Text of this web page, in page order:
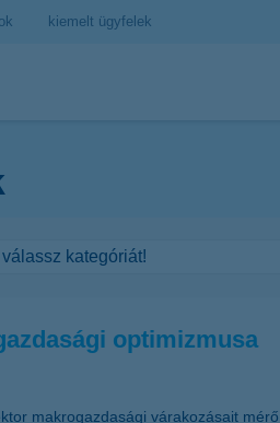
kiemelt ügyfelek
optimizmusa
makrogazdasági várakozásait